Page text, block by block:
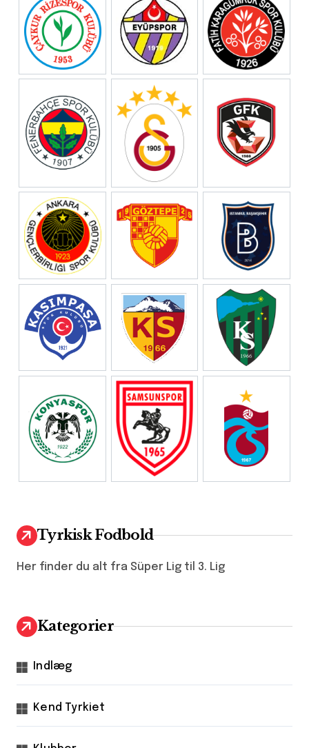
Tyrkisk Fodbold
Her finder du alt fra Süper Lig til 3. Lig
Kategorier
Indlæg
Kend Tyrkiet